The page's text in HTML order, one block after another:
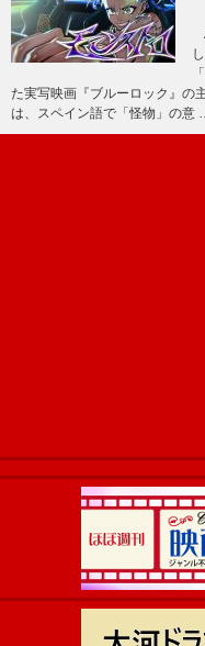
た実写映画『ブルーロック』の
は、スペイン語で「怪物」の意